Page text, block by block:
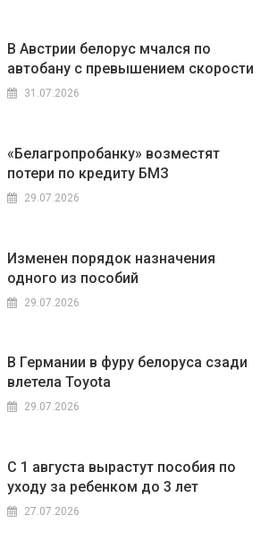
В Австрии белорус мчался по
автобану с превышением скорости
31.07.2026
«Белагропробанку» возместят
потери по кредиту БМЗ
29.07.2026
Изменен порядок назначения
одного из пособий
29.07.2026
В Германии в фуру белоруса сзади
влетела Toyota
29.07.2026
С 1 августа вырастут пособия по
уходу за ребенком до 3 лет
27.07.2026